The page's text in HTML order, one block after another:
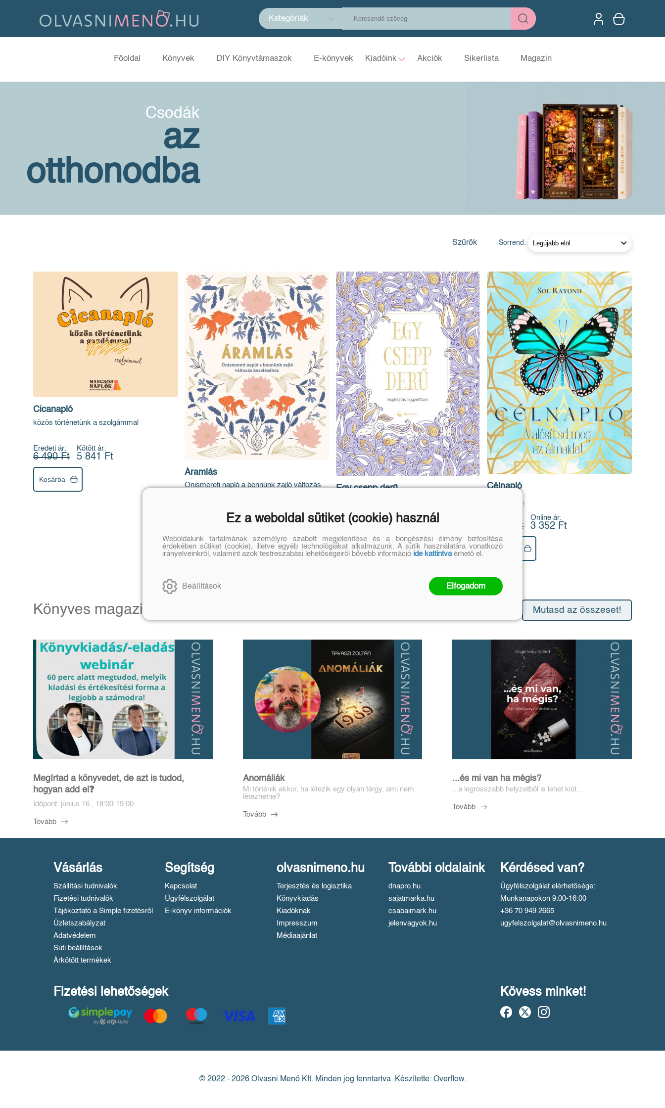
Kategóriák
Főoldal Könyvek DIY Könyvtámaszok E-könyvek Kiadóink Akciók Sikerlista Magazin
Csodák
az
otthonodba
Szűrők Sorrend:
Cicanapló
közös történetünk a szolgámmal
Eredeti ár:
6 490 Ft
Kötött ár:
5 841 Ft
Kosárba
Áramlás
Önismereti napló a bennünk zajló változás
Online ár:
5 879 Ft
Kosárba
Egy csepp derű
Eredeti ár:
1 490 Ft
Online ár:
1 252 Ft
Kosárba
Célnapló
Sol Rayond
3 990 Ft
Online ár:
3 352 Ft
Kosárba
Könyves magazin Mutasd az összeset!
Megírtad a könyvedet, de azt is tudod,
hogyan add el❓️
Időpont: június 16., 18:00-19:00
Tovább
Anomáliák
Mi történik akkor, ha létezik egy olyan tárgy, ami nem
létezhetne?
Tovább
...és mi van ha mégis?
...a legrosszabb helyzetből is lehet kiút...
Tovább
Vásárlás
Szállítási tudnivalók
Fizetési tudnivalók
Tájékoztató a Simple fizetésről
Üzletszabályzat
Adatvédelem
Süti beállítások
Árkötött termékek
Segítség
Kapcsolat
Ügyfélszolgálat
E-könyv információk
olvasnimeno.hu
Terjesztés és logisztika
Könyvkiadás
Kiadóknak
Impresszum
Médiaajánlat
További oldalaink
dnapro.hu
sajatmarka.hu
csabaimark.hu
jelenvagyok.hu
Kérdésed van?
Ügyfélszolgálat elérhetősége:
Munkanapokon 9:00-16:00
+36 70 949 2665
ugyfelszolgalat@olvasnimeno.hu
Fizetési lehetőségek Kövess minket!
© 2022 - 2026 Olvasni Menő Kft. Minden jog fenntartva. Készítette: Overflow.
Ez a weboldal sütiket (cookie) használ
Weboldalunk tartalmának személyre szabott megjelenítése és a böngészési élmény biztosítása
érdekében sütiket (cookie), illetve egyéb technológiákat alkalmazunk. A sütik használatára vonatkozó
irányelveinkről, valamint azok testreszabási lehetőségeiről bővebb információ ide kattintvaérhető el.
Beállítások Elfogadom